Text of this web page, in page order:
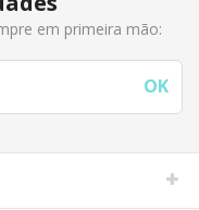
em primeira mão: